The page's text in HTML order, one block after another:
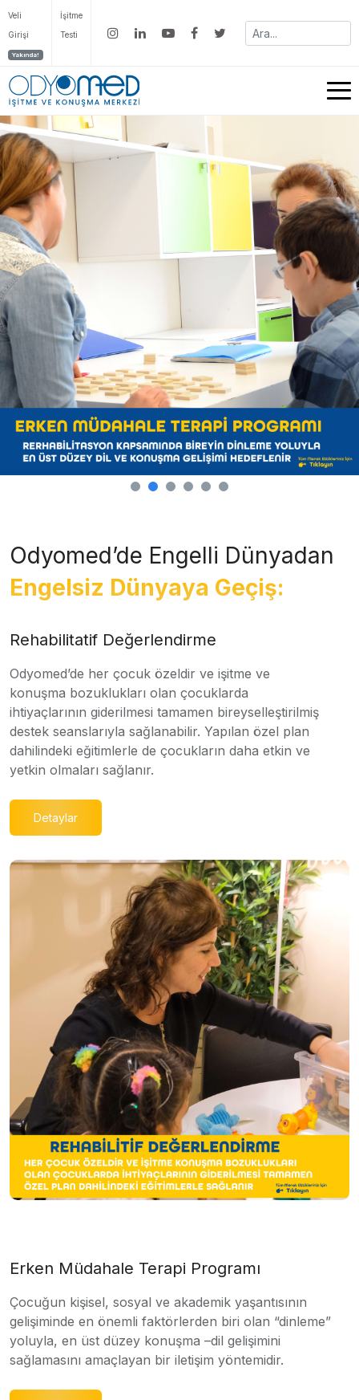
Veli
Girişi
Yakında!
İşitme
Testi
Odyomed’de Engelli Dünyadan
Engelsiz Dünyaya Geçiş:
Rehabilitatif Değerlendirme
Odyomed’de her çocuk özeldir ve işitme ve
konuşma bozuklukları olan çocuklarda
ihtiyaçlarının giderilmesi tamamen bireyselleştirilmiş
destek seanslarıyla sağlanabilir. Yapılan özel plan
dahilindeki eğitimlerle de çocukların daha etkin ve
yetkin olmaları sağlanır.
Detaylar
Erken Müdahale Terapi Programı
Çocuğun kişisel, sosyal ve akademik yaşantısının
gelişiminde en önemli faktörlerden biri olan “dinleme”
yoluyla, en üst düzey konuşma –dil gelişimini
sağlamasını amaçlayan bir iletişim yöntemidir.